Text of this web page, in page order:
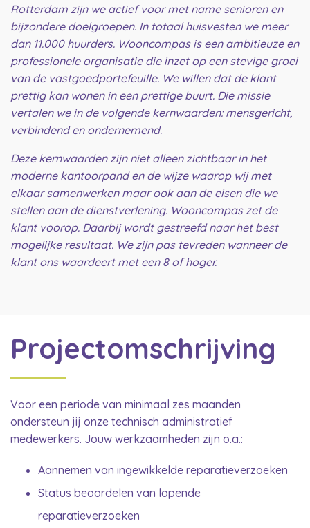
Rotterdam zijn we actief voor met name senioren en
bijzondere doelgroepen. In totaal huisvesten we meer
dan 11.000 huurders. Wooncompas is een ambitieuze en
professionele organisatie die inzet op een stevige groei
van de vastgoedportefeuille. We willen dat de klant
prettig kan wonen in een prettige buurt. Die missie
vertalen we in de volgende kernwaarden: mensgericht,
verbindend en ondernemend.
Deze kernwaarden zijn niet alleen zichtbaar in het
moderne kantoorpand en de wijze waarop wij met
elkaar samenwerken maar ook aan de eisen die we
stellen aan de dienstverlening. Wooncompas zet de
klant voorop. Daarbij wordt gestreefd naar het best
mogelijke resultaat. We zijn pas tevreden wanneer de
klant ons waardeert met een 8 of hoger.
Projectomschrijving
Voor een periode van minimaal zes maanden
ondersteun jij onze technisch administratief
medewerkers. Jouw werkzaamheden zijn o.a.:
Aannemen van ingewikkelde reparatieverzoeken
Status beoordelen van lopende
reparatieverzoeken